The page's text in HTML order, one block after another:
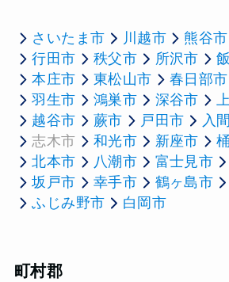
さいたま市 川越市 熊谷市
行田市
秩父市 所沢市
本庄市
東松山市 春日部市
羽生市
鴻巣市 深谷市
越谷市
蕨市 戸田市 入
志木市
和光市 新座市
北本市
八潮市 富士見市
坂戸市
幸手市 鶴ヶ島市
ふじみ野市
白岡市
町村郡